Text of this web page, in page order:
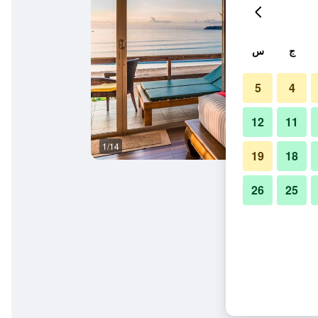
1/14
ج س
4
5
11
12
18
19
25
26